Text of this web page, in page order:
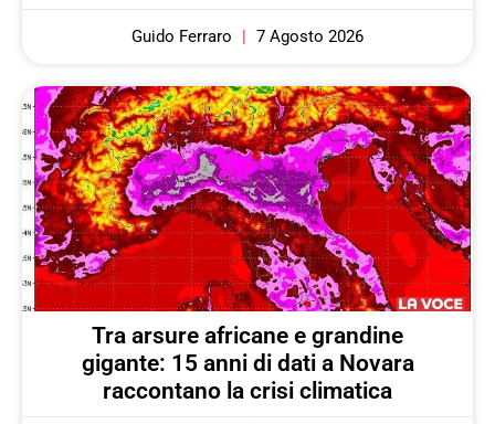
Guido Ferraro 7 Agosto 2026
Tra arsure africane e grandine
gigante: 15 anni di dati a Novara
raccontano la crisi climatica